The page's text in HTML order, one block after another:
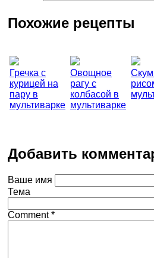
Похожие рецепты
Гречка с
курицей на
пару в
мультиварке
Овощное
рагу с
колбасой в
мультиварке
Добавить
Ваше имя
Тема
Comment*